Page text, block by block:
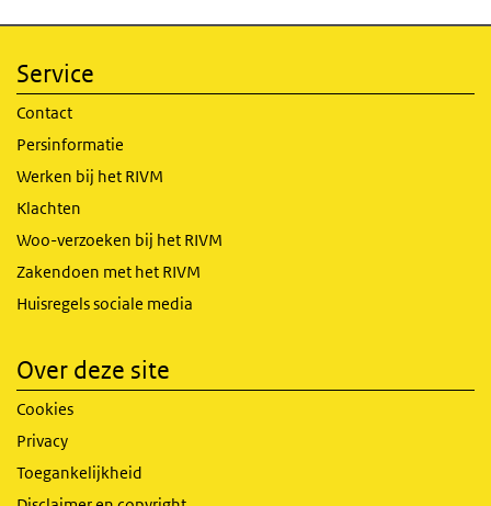
Service
Contact
Persinformatie
Werken bij het RIVM
Klachten
Woo-verzoeken bij het RIVM
Zakendoen met het RIVM
Huisregels sociale media
Over deze site
Cookies
Privacy
Toegankelijkheid